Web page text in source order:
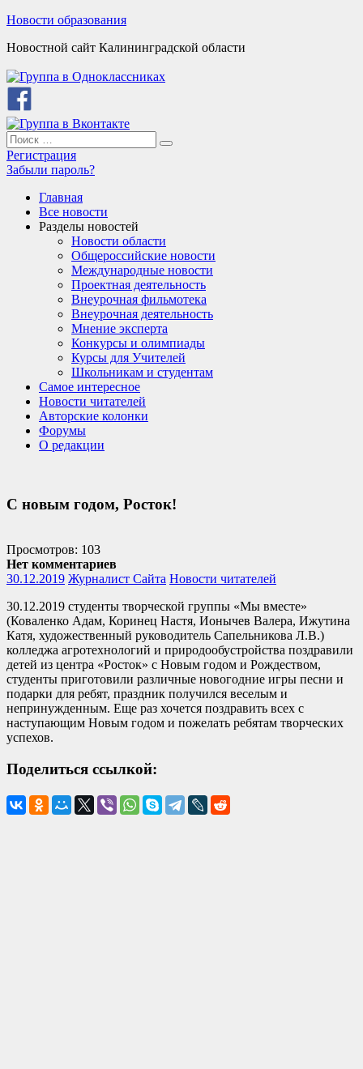
Skip
content
Новости образования
Новостной сайт Калининградской области
Search
for:
Search
Регистрация
Забыли пароль?
Главная
Все новости
Разделы новостей
Новости области
Общероссийские новости
Международные новости
Проектная деятельность
Внеурочная фильмотека
Внеурочная деятельность
Мнение эксперта
Конкурсы и олимпиады
Курсы для Учителей
Школьникам и студентам
Самое интересное
Новости читателей
Авторские колонки
Форумы
О редакции
С новым годом, Росток!
Просмотров: 103
Нет комментариев
30.12.2019 Журналист Сайта Новости читателей
30.12.2019 студенты творческой группы «Мы вместе»
(Коваленко Адам, Коринец Настя, Ионычев Валера, Ижутина
Катя, художественный руководитель Сапельникова Л.В.)
колледжа агротехнологий и природообустройства поздравили
детей из центра «Росток» с Новым годом и Рождеством,
студенты приготовили различные новогодние игры песни и
подарки для ребят, праздник получился веселым и
непринужденным. Еще раз хочется поздравить всех с
наступающим Новым годом и пожелать ребятам творческих
успехов.
Поделиться ссылкой: